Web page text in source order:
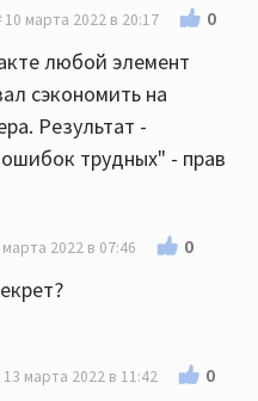
10 марта 2022 в 20:17 0
любой элемент
сэкономить на
Результат -
трудных" - прав
марта 2022 в 07:46 0
13 марта 2022 в 11:42 0